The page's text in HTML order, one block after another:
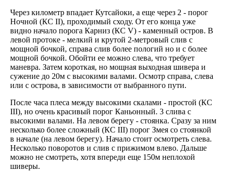
Через километр впадает Кутсайоки, а еще через 2 - порог
Ночной (КС II), проходимый сходу. От его конца уже
видно начало порога Карниз (КС V) - каменный остров. В
левой протоке - мелкий и крутой 2-метровый слив с
мощной бочкой, справа слив более пологий но и с более
мощной бочкой. Обойти ее можно слева, что требует
маневра. Затем короткая, но мощная выходная шивера и
сужение до 20м с высокими валами. Осмотр справа, слева
или с острова, в зависимости от выбранного пути.
После часа плеса между высокими скалами - простой (КС
III), но очень красивый порог Каньонный. 3 слива с
высокими валами. На левом берегу - стоянка. Сразу за ним
несколько более сложный (КС III) порог Змея со стоянкой
в начале (на левом берегу). Начало стоит осмотреть слева.
Несколько поворотов и слив с прижимом влево. Дальше
можно не смотреть, хотя впереди еще 150м неплохой
шиверы.